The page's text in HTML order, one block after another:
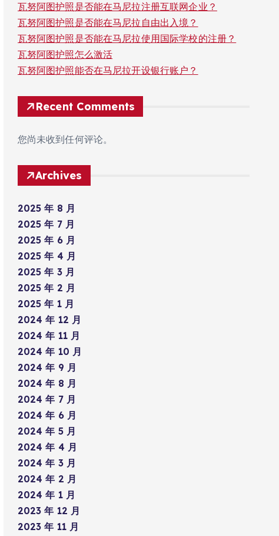
瓦努阿图护照是否能在马尼拉注册互联网企业？
瓦努阿图护照是否能在马尼拉自由出入境？
瓦努阿图护照是否能在马尼拉使用国际学校的注册？
瓦努阿图护照怎么激活
瓦努阿图护照能否在马尼拉开设银行账户？
Recent Comments
您尚未收到任何评论。
Archives
2025 年 8 月
2025 年 7 月
2025 年 6 月
2025 年 4 月
2025 年 3 月
2025 年 2 月
2025 年 1 月
2024 年 12 月
2024 年 11 月
2024 年 10 月
2024 年 9 月
2024 年 8 月
2024 年 7 月
2024 年 6 月
2024 年 5 月
2024 年 4 月
2024 年 3 月
2024 年 2 月
2024 年 1 月
2023 年 12 月
2023 年 11 月